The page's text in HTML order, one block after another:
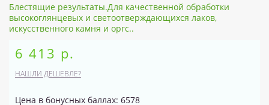
Блестящие результаты.Для качественной обработки
высокоглянцевых и светоотверждающихся лаков,
искусственного камня и оргс..
6 413 р.
НАШЛИ ДЕШЕВЛЕ?
Цена в бонусных баллах: 6578